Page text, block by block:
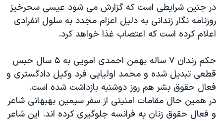
اسرائیل در جنگ
نرگس محمدی برنده جایزه نوبل صلح
همایش محافظه‌کاران آمریکا «سی‌پک»
صفحه‌های ویژه
سفر پرزیدنت ترامپ به چین
در چنین شرایطی است که گزارش می شود عیسی سحرخیز
روزنامه نگار زندانی به دلیل اعزام مجدد به سلول انفرادی
اعلام کرده است که اعتصاب غذا خواهد کرد.
حکم زندان ۷ ساله بهمن احمدی امویی به ۵ سال حبس
قطعی تبدیل شده و محمد اولیایی فرد وکیل دادگستری و
فعال حقوق بشر هم روز دوشنبه بازداشت شده است.
در همین حال مقامات امنیتی از سفر سیمین بهبهانی شاعر
و فعال حقوق زنان به فرانسه جلوگیری کرده اند. این شاعر